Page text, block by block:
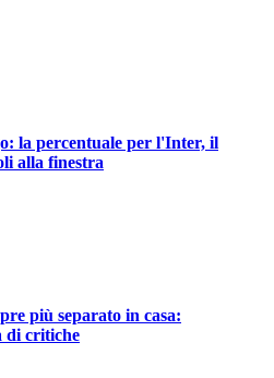
la percentuale per l'Inter, il
alla finestra
più separato in casa:
di critiche